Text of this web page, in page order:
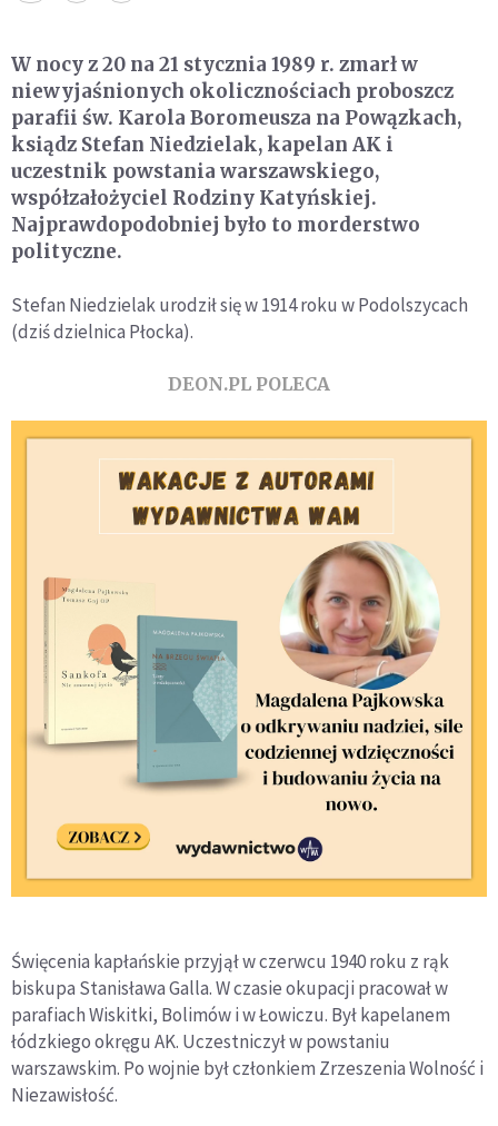
W nocy z 20 na 21 stycznia 1989 r. zmarł w
niewyjaśnionych okolicznościach proboszcz
parafii św. Karola Boromeusza na Powązkach,
ksiądz Stefan Niedzielak, kapelan AK i
uczestnik powstania warszawskiego,
współzałożyciel Rodziny Katyńskiej.
Najprawdopodobniej było to morderstwo
polityczne.
Stefan Niedzielak urodził się w 1914 roku w Podolszycach
(dziś dzielnica Płocka).
DEON.PL POLECA
Święcenia kapłańskie przyjął w czerwcu 1940 roku z rąk
biskupa Stanisława Galla. W czasie okupacji pracował w
parafiach Wiskitki, Bolimów i w Łowiczu. Był kapelanem
łódzkiego okręgu AK. Uczestniczył w powstaniu
warszawskim. Po wojnie był członkiem Zrzeszenia Wolność i
Niezawisłość.